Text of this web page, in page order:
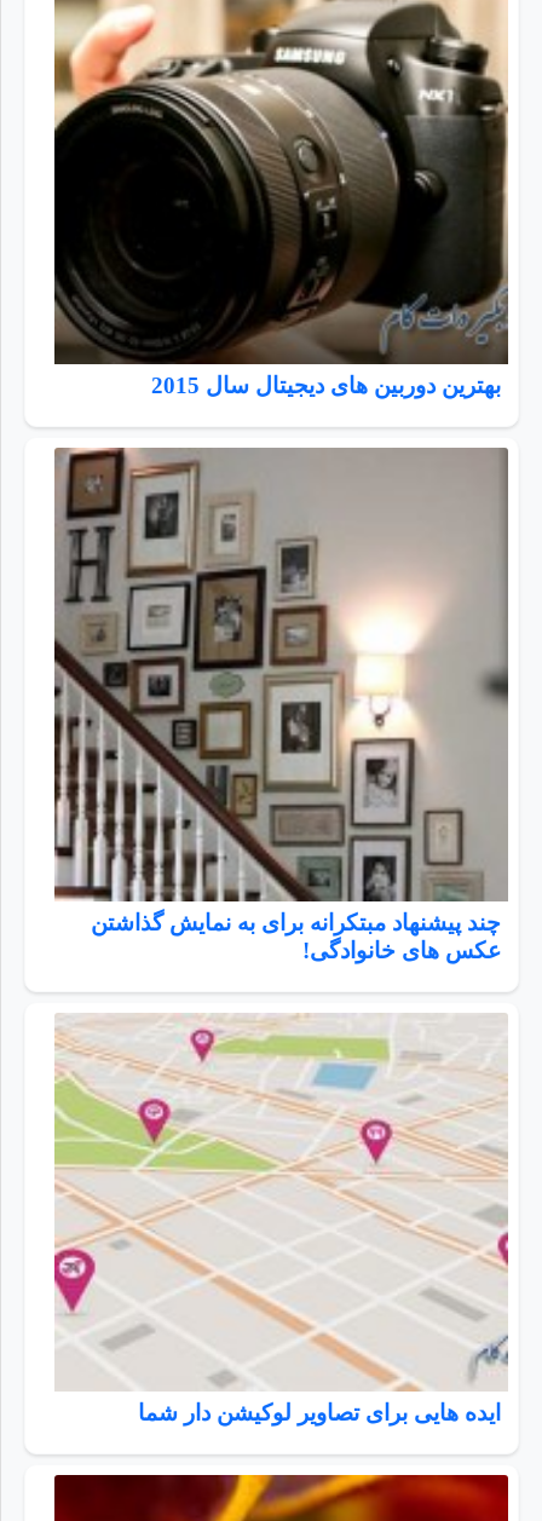
بهترین دوربین های دیجیتال سال 2015
چند پیشنهاد مبتکرانه برای به نمایش گذاشتن
عکس های خانوادگی!
ایده هایی برای تصاویر لوکیشن دار شما